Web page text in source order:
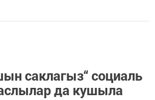
саклагыз“ социаль
да кушыла